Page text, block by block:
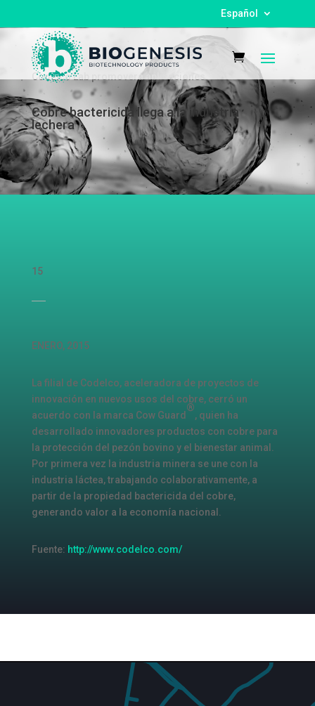
Español
Codelco Lab promoverá aplicaciones
Cobre bactericida llega a la industria
lechera
15
ENERO, 2015
La filial de Codelco, aceleradora de proyectos de
innovación en nuevos usos del cobre, cerró un
acuerdo con la marca Cow Guard
®
, quien ha
desarrollado innovadores productos con cobre para
la protección del pezón bovino y el bienestar animal.
Por primera vez la industria minera se une con la
industria láctea, trabajando colaborativamente, a
partir de la propiedad bactericida del cobre,
generando valor a la economía nacional.
Fuente: http://www.codelco.com/